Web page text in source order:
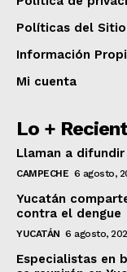
Políticas del Sitio
Información
Mi cuenta
Lo +
Llaman a difundir
CAMPECHE 6 agosto,
Yucatán
contra el dengue
YUCATÁN 6 agosto,
Especialistas en